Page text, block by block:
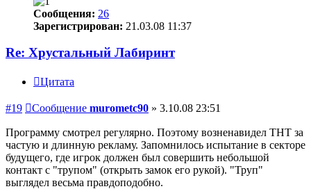
Сообщения: 26
Зарегистрирован: 21.03.08 11:37
Re: Хрустальный Лабиринт
Цитата
#19 Сообщение murometc90 » 3.10.08 23:51
Программу смотрел регулярно. Поэтому возненавидел ТНТ за
частую и длинную рекламу. Запомнилось испытание в секторе
будущего, где игрок должен был совершить небольшой
контакт с "трупом" (открыть замок его рукой). "Труп"
выглядел весьма правдоподобно.